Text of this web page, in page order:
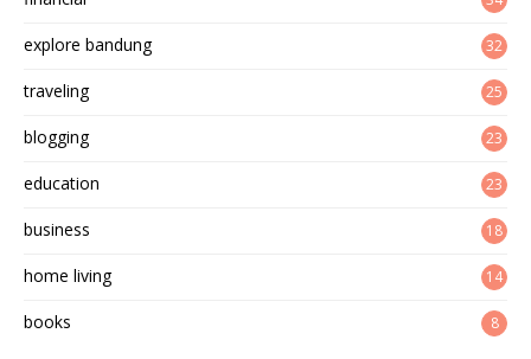
explore bandung 32
traveling 25
blogging 23
education 23
business 18
home living 14
books 8